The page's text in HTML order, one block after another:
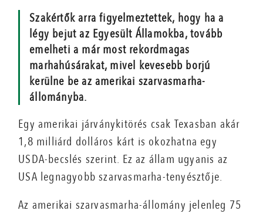
Szakértők arra figyelmeztettek, hogy ha a
légy bejut az Egyesült Államokba, tovább
emelheti a már most rekordmagas
marhahúsárakat, mivel kevesebb borjú
kerülne be az amerikai szarvasmarha-
állományba.
Egy amerikai járványkitörés csak Texasban akár
1,8 milliárd dolláros kárt is okozhatna egy
USDA-becslés szerint. Ez az állam ugyanis az
USA legnagyobb szarvasmarha-tenyésztője.
Az amerikai szarvasmarha-állomány jelenleg 75